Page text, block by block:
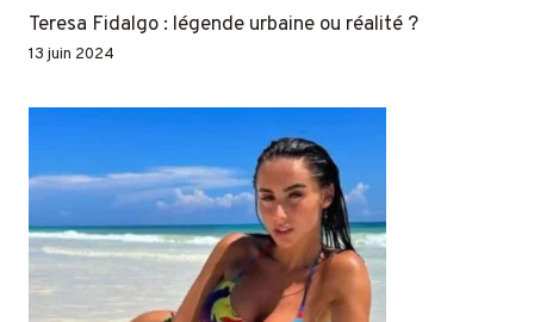
Teresa Fidalgo : légende urbaine ou réalité ?
13 juin 2024